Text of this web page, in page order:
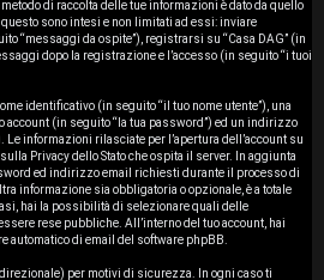
di raccolta delle tue informazioni è dato da quello
sono intesi e non limitati ad essi: inviare
“messaggi da ospite”), registrarsi su “Casa DAG” (in
dopo la registrazione e l’accesso (in seguito “i tuoi
identificativo (in seguito “il tuo nome utente”), una
account (in seguito “la tua password”) ed un indirizzo
Le informazioni rilasciate per l’apertura dell’account su
Privacy dello Stato che ospita il server. In aggiunta
ed indirizzo email richiesti durante il processo di
informazione sia obbligatoria o opzionale, è a totale
hai la possibilità di selezionare quali delle
rese pubbliche. All’interno del tuo account, hai
automatico di email del software phpBB.
per motivi di sicurezza. In ogni caso ti